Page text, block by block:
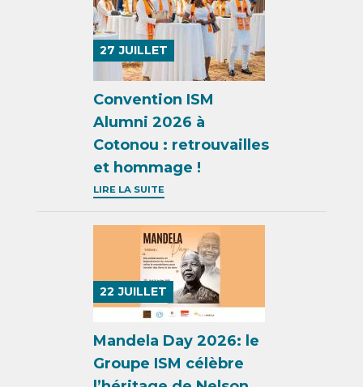
27 JUILLET
Convention ISM
Alumni 2026 à
Cotonou : retrouvailles
et hommage !
LIRE LA SUITE
22 JUILLET
Mandela Day 2026: le
Groupe ISM célèbre